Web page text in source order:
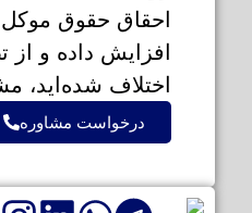
احقاق حقوق
افزایش داده و
اختلاف شده‌اید،
درخواست مشاوره